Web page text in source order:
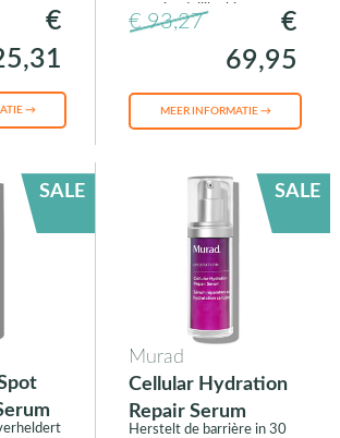
€
→
zonvriendelijke bio-
retinoïde, plus vroegtijdige
verouderingspreventieve,
SPF 50 zonbescherming.
€ 93,27
€
69,95
MEER INFORMATIE →
SALE SALE
Murad
Cellular Hydration
Repair Serum
Herstelt de barrière in 30